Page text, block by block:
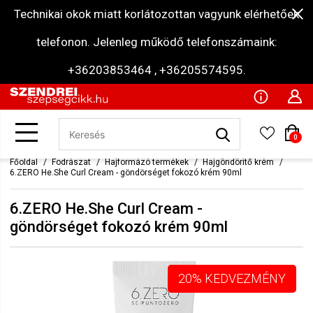
Technikai okok miatt korlátozottan vagyunk elérhetőek
telefonon. Jelenleg működő telefonszámaink:
+36203853464 , +36205574595.
0
Főoldal Fodrászat Hajformázó termékek
Hajgöndörítő krém
6.ZERO He.She Curl Cream - göndörséget fokozó krém 90ml
6.ZERO He.She Curl Cream -
göndörséget fokozó krém 90ml
20% KEDVEZMÉNY